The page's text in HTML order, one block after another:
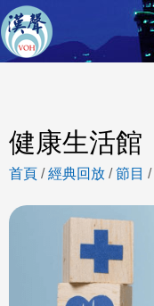
健康生活館
首頁 /經典回放 /節目 /